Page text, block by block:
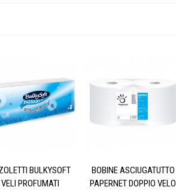
BULKYSOFT
PROFUMATI
BOBINE ASCIUGATUTTO
PAPERNET DOPPIO VELO